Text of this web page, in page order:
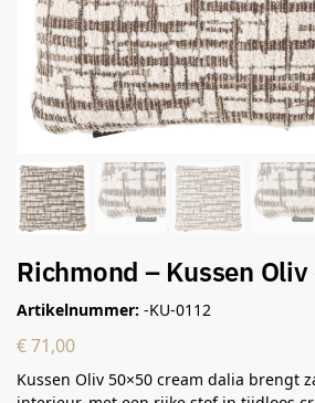
Richmond – Kussen
Artikelnummer: -KU-0112
€71,00
Kussen Oliv 50×50 cream dalia brengt